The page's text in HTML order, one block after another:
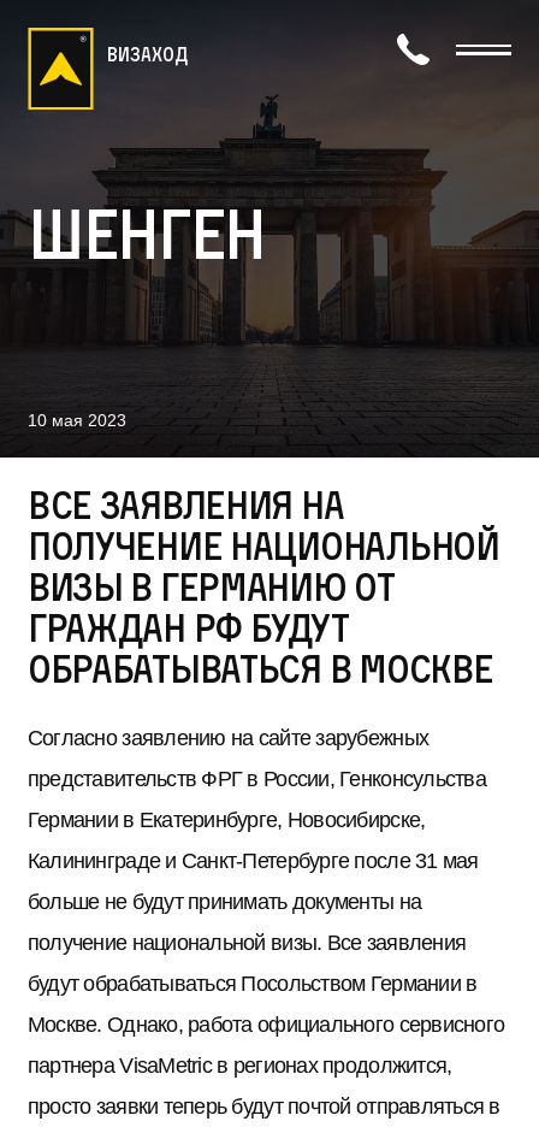
визаход
Шенген
10 мая 2023
Все заявления на
получение национальной
визы в Германию от
граждан РФ будут
обрабатываться в Москве
Согласно заявлению на сайте зарубежных
представительств ФРГ в России, Генконсульства
Германии в Екатеринбурге, Новосибирске,
Калининграде и Санкт-Петербурге после 31 мая
больше не будут принимать документы на
получение национальной визы. Все заявления
будут обрабатываться Посольством Германии в
Москве. Однако, работа официального сервисного
партнера VisaMetric в регионах продолжится,
просто заявки теперь будут почтой отправляться в